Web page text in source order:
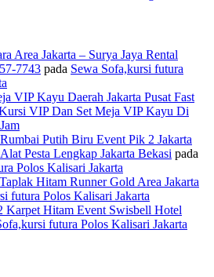
Area Jakarta – Surya Jaya Rental
7743 pada Sewa Sofa,kursi futura
VIP Kayu Daerah Jakarta Pusat Fast
VIP Dan Set Meja VIP Kayu Di
Putih Biru Event Pik 2 Jakarta
Pesta Lengkap Jakarta Bekasi pada
Polos Kalisari Jakarta
Hitam Runner Gold Area Jakarta
futura Polos Kalisari Jakarta
Karpet Hitam Event Swisbell Hotel
futura Polos Kalisari Jakarta